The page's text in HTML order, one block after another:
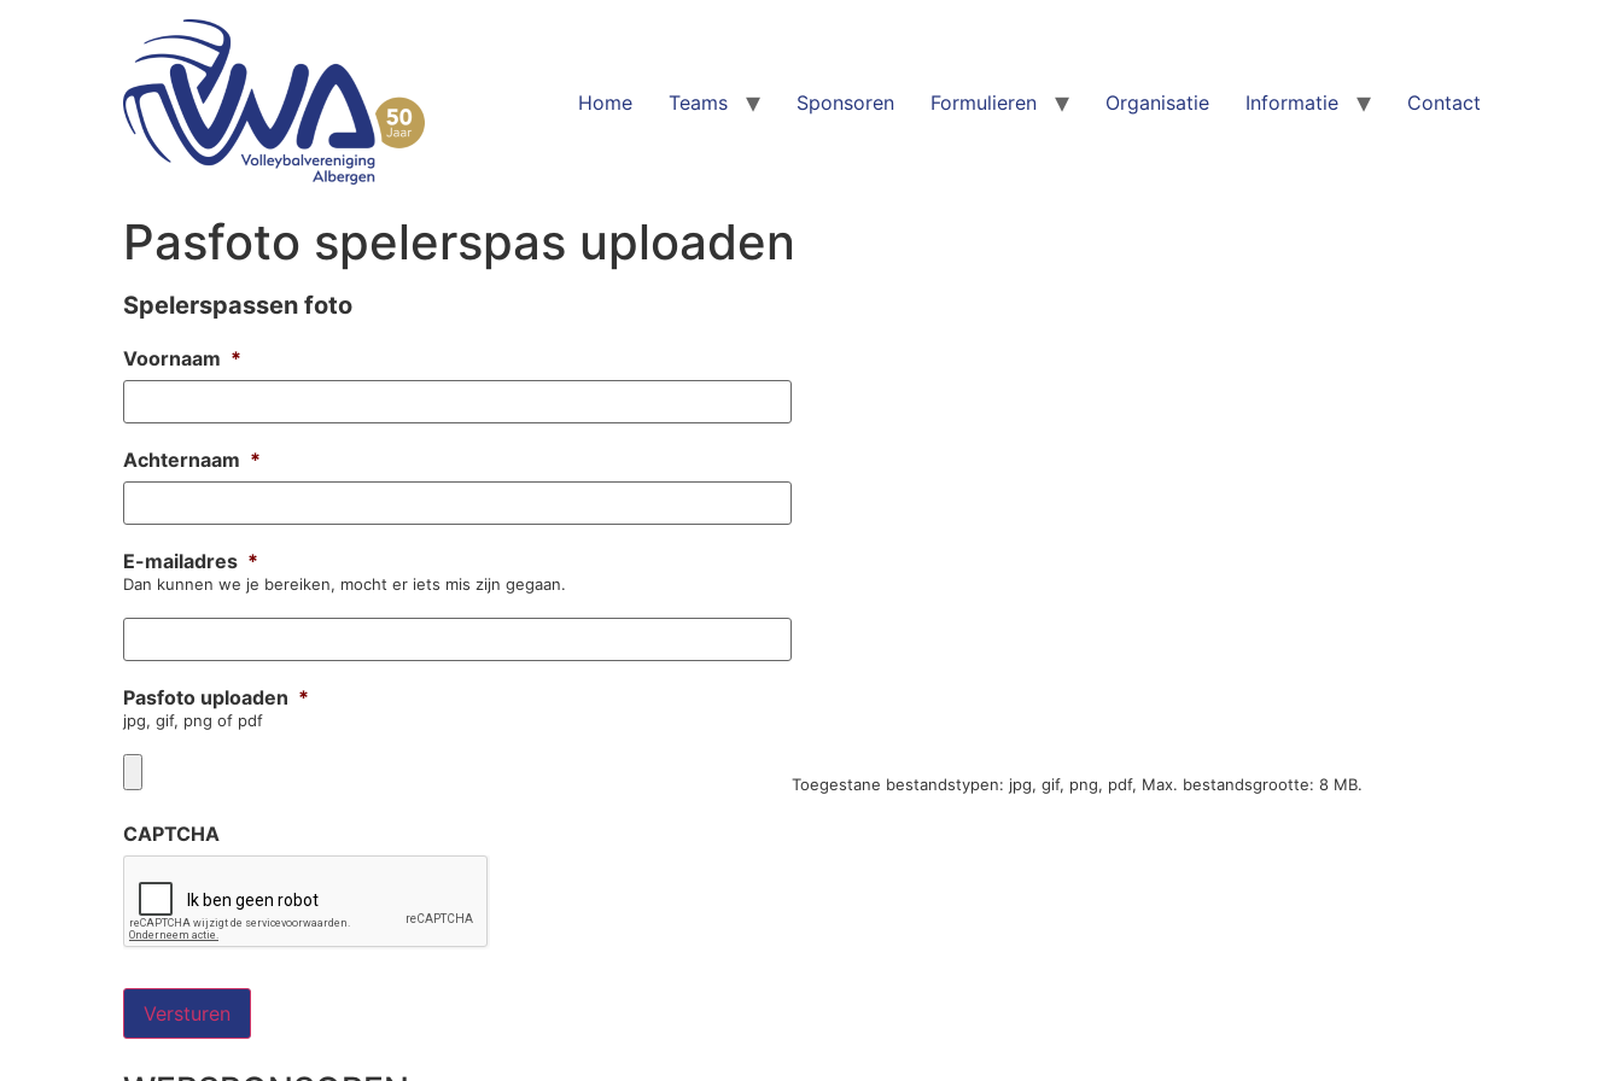
Home Teams Sponsoren Formulieren Organisatie Informatie Contact
Pasfoto spelerspas uploaden
Spelerspassen foto
Voornaam *
Achternaam *
E-mailadres *
Dan kunnen we je bereiken, mocht er iets mis zijn gegaan.
Pasfoto uploaden *
jpg, gif, png of pdf
Toegestane bestandstypen: jpg, gif, png, pdf, Max. bestandsgrootte: 8 MB.
CAPTCHA